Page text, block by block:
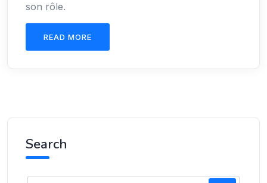
son rôle.
READ MORE
Search